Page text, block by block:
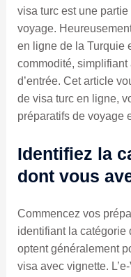
visa turc est une
voyage.
en ligne de la Turquie
commodité, simplifiant
d’entrée. Cet article
de visa turc en ligne,
préparatifs de voyage
Identifiez la
dont vous
Commencez vos
identifiant la catégorie
optent généralement
visa avec vignette.